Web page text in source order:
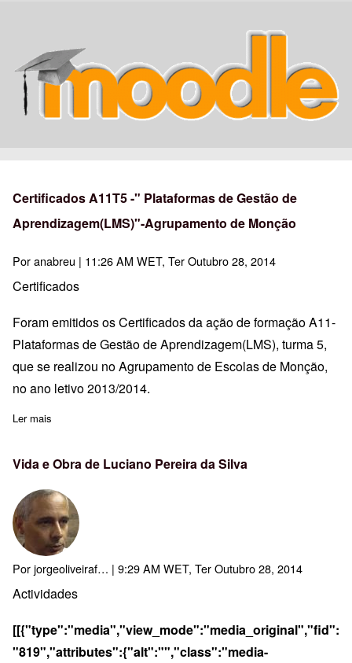
Certificados A11T5 -" Plataformas de Gestão de
Aprendizagem(LMS)"-Agrupamento de Monção
Poranabreu | 11:26 AM WET, Ter Outubro 28, 2014
Certificados
Foram emitidos os Certificados da ação de formação A11-
Plataformas de Gestão de Aprendizagem(LMS), turma 5,
que se realizou no Agrupamento de Escolas de Monção,
no ano letivo 2013/2014.
Ler mais
Vida e Obra de Luciano Pereira da Silva
Porjorgeoliveiraf… | 9:29 AM WET, Ter Outubro 28, 2014
Actividades
[[{"type":"media","view_mode":"media_original","fid":
"819","attributes":{"alt":"","class":"media-